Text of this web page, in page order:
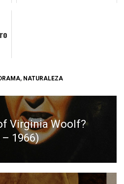
, NATURALEZA
Virginia Woolf?
1966)